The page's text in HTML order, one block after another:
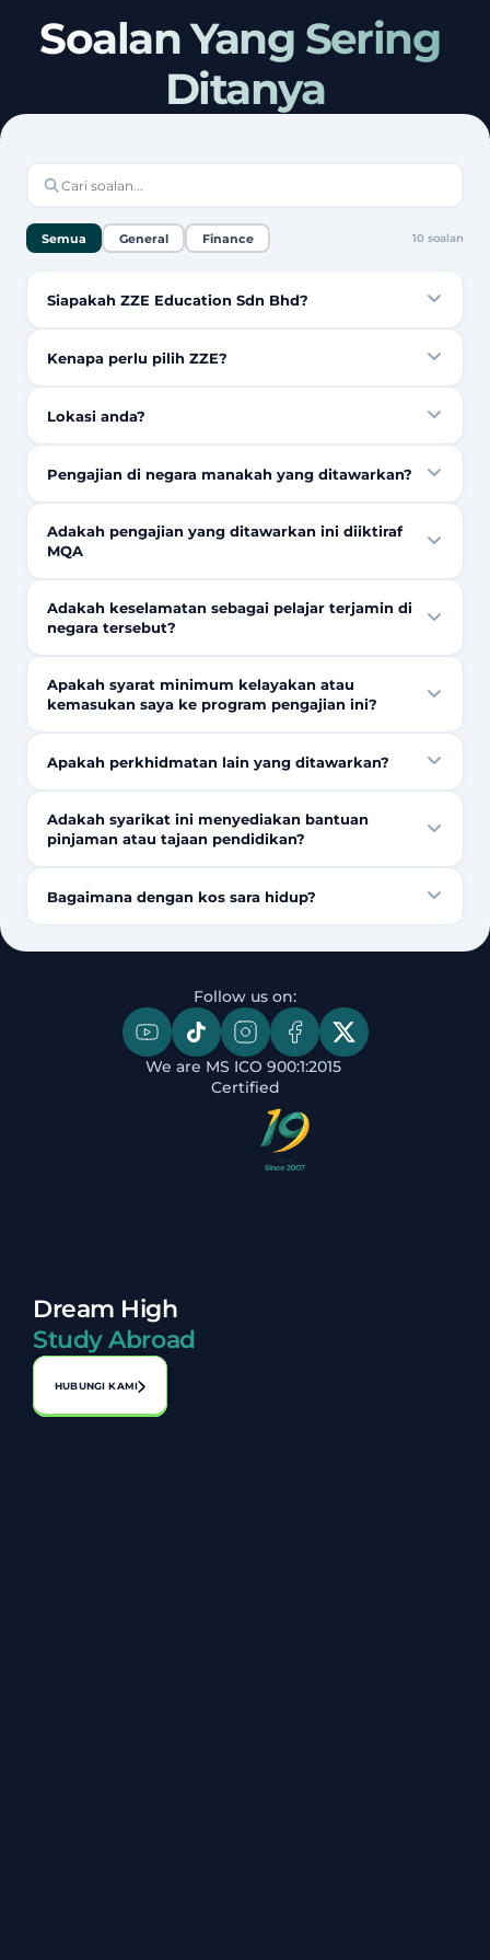
Soalan Yang Sering
Ditanya
Semua General Finance 10 soalan
Siapakah ZZE Education Sdn Bhd?
Kenapa perlu pilih ZZE?
Lokasi anda?
Pengajian di negara manakah yang ditawarkan?
Adakah pengajian yang ditawarkan ini diiktiraf
MQA
Adakah keselamatan sebagai pelajar terjamin di
negara tersebut?
Apakah syarat minimum kelayakan atau
kemasukan saya ke program pengajian ini?
Apakah perkhidmatan lain yang ditawarkan?
Adakah syarikat ini menyediakan bantuan
pinjaman atau tajaan pendidikan?
Bagaimana dengan kos sara hidup?
Follow us on:
We are MS ICO 900:1:2015
Certified
Dream High
Study Abroad
HUBUNGI KAMI